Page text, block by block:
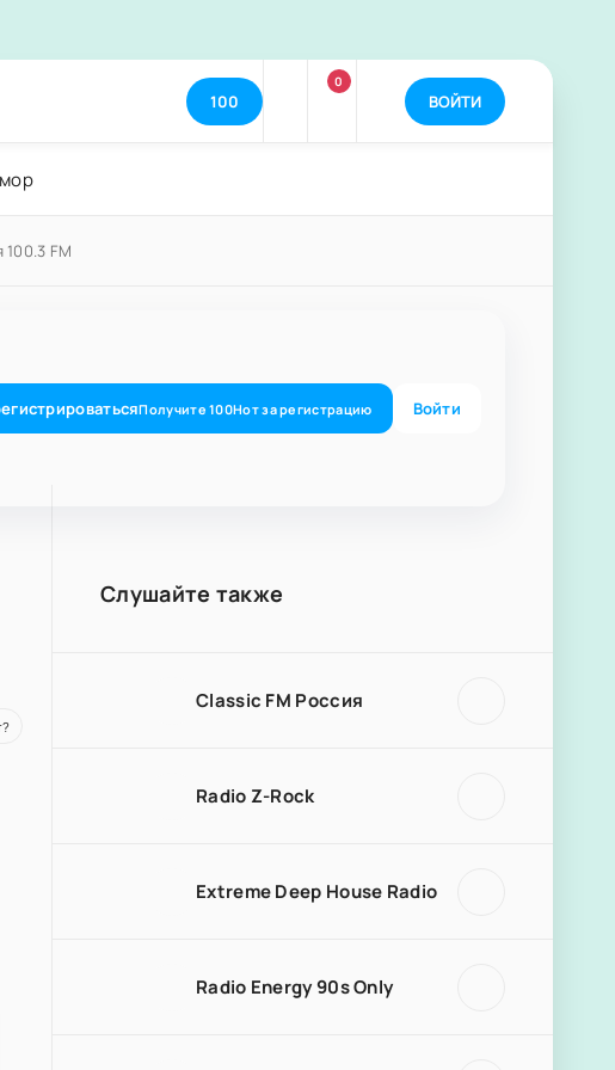
100
0
ВОЙТИ
FM
Получите100Нотза регистрацию Войти
Слушайте также
Classic FM Россия
Radio Z-Rock
Extreme Deep House Radio
Radio Energy 90s Only